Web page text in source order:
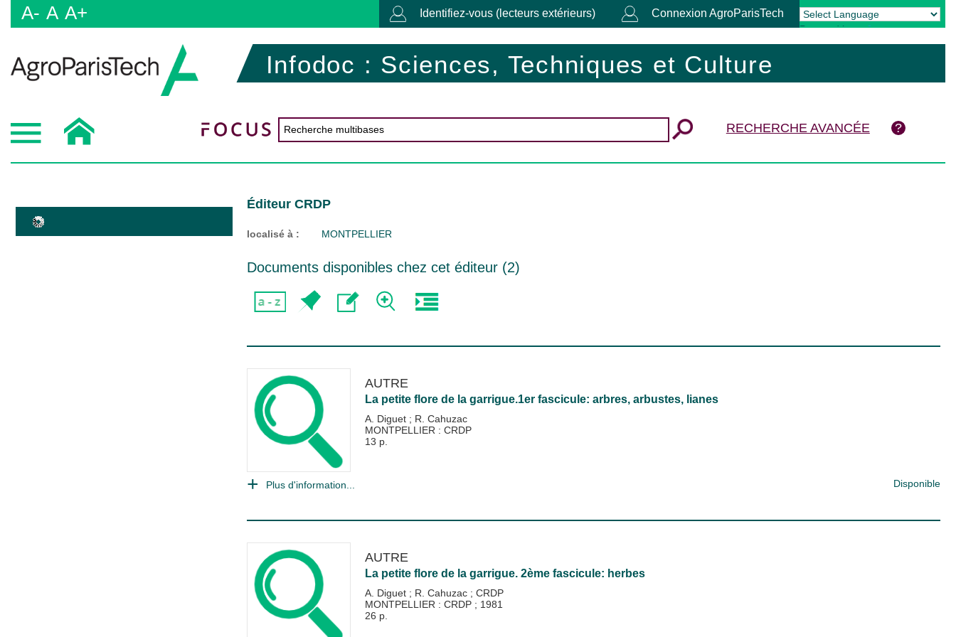
A- A A+ Identifiez-vous (lecteurs extérieurs) Connexion AgroParisTech
Powered by Translate
Infodoc : Sciences, Techniques et Culture
RECHERCHE AVANCÉE
Éditeur CRDP
localisé à : MONTPELLIER
Documents disponibles chez cet éditeur (2)
AUTRE
La petite flore de la garrigue.1er fascicule: arbres, arbustes, lianes
A. Diguet ; R. Cahuzac
MONTPELLIER : CRDP
13 p.
Plus d'information... Disponible
AUTRE
La petite flore de la garrigue. 2ème fascicule: herbes
A. Diguet ; R. Cahuzac ; CRDP
MONTPELLIER : CRDP ; 1981
26 p.